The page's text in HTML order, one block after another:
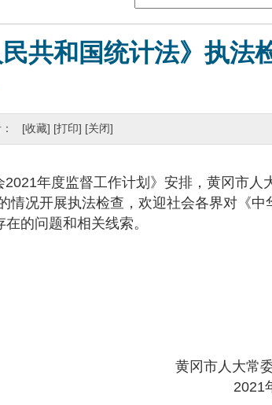
共和国统计法》执法
： [收藏] [打印] [关闭]
年度监督工作计划》安排，黄冈市人
情况开展执法检查，欢迎社会各界对《中
的问题和相关线索。
黄冈市人大常
2021